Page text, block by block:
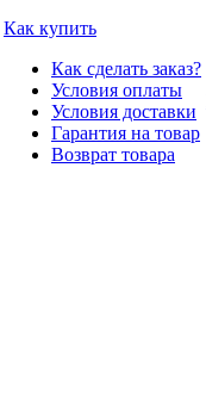
Как купить
Как сделать заказ?
Условия оплаты
Условия доставки
Гарантия на товар
Возврат товара